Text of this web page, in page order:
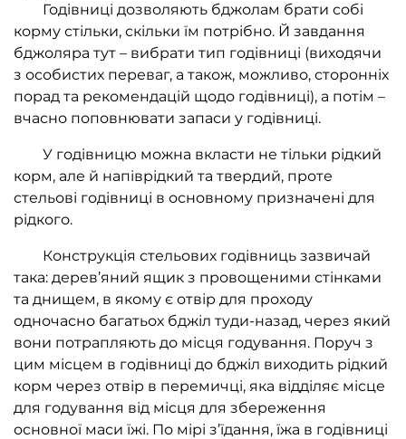
Годівниці дозволяють бджолам брати собі
корму стільки, скільки їм потрібно. Й завдання
бджоляра тут – вибрати тип годівниці (виходячи
з особистих переваг, а також, можливо, сторонніх
порад та рекомендацій щодо годівниці), а потім –
вчасно поповнювати запаси у годівниці.
У годівницю можна вкласти не тільки рідкий
корм, але й напіврідкий та твердий, проте
стельові годівниці в основному призначені для
рідкого.
Конструкція стельових годівниць зазвичай
така: дерев’яний ящик з провощеними стінками
та днищем, в якому є отвір для проходу
одночасно багатьох бджіл туди-назад, через який
вони потрапляють до місця годування. Поруч з
цим місцем в годівниці до бджіл виходить рідкий
корм через отвір в перемичці, яка відділяє місце
для годування від місця для збереження
основної маси їжі. По мірі з’їдання, їжа в годівниці